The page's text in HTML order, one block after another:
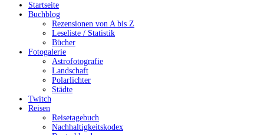
Startseite
Buchblog
Rezensionen von A bis Z
Leseliste / Statistik
Bücher
Fotogalerie
Astrofotografie
Landschaft
Polarlichter
Städte
Twitch
Reisen
Reisetagebuch
Nachhaltigkeitskodex